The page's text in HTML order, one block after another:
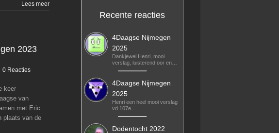
Lees meer
2023
2023
0 Reacties
keer
van
met Eric
plaats van de
Recente reacties
4Daagse Nijmegen
2025
Dankjewel Henri, mooi
verslag, luisterend oor en…
4Daagse Nijmegen
2025
Henri een heel mooi verslag
vd 107e…
Dodentocht 2022